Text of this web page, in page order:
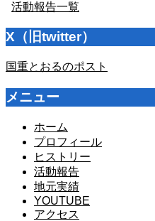
活動報告一覧
X（旧twitter）
国重とおるのポスト
メニュー
ホーム
プロフィール
ヒストリー
活動報告
地元実績
YOUTUBE
アクセス